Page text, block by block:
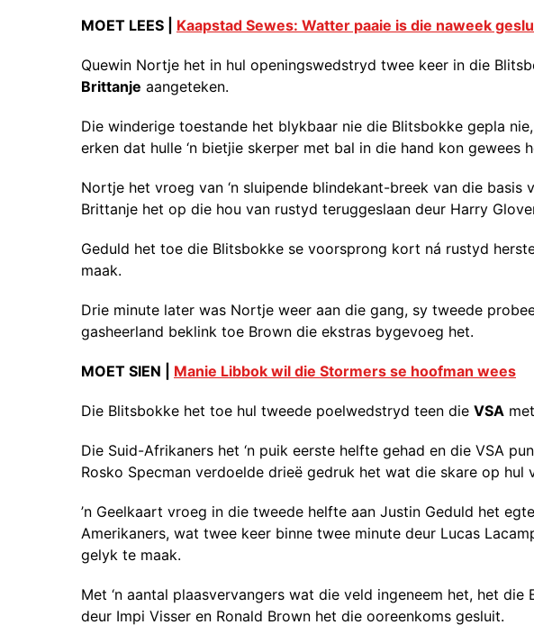
MOET LEES | Kaapstad Sewes: Watter paaie is die naweek
Quewin Nortje het in hul openingswedstryd twee keer in die
Brittanje aangeteken.
Die winderige toestande het blykbaar nie die Blitsbokke gepla
erken dat hulle ‘n bietjie skerper met bal in die hand kon gewees
Nortje het vroeg van ‘n sluipende blindekant-breek van die basis
Brittanje het op die hou van rustyd teruggeslaan deur Harry
Geduld het toe die Blitsbokke se voorsprong kort ná rustyd
maak.
Drie minute later was Nortje weer aan die gang, sy tweede
gasheerland beklink toe Brown die ekstras bygevoeg het.
MOET SIEN | Manie Libbok wil die Stormers se hoofman wees
Die Blitsbokke het toe hul tweede poelwedstryd teen die VSA met
Die Suid-Afrikaners het ‘n puik eerste helfte gehad en die VSA
Rosko Specman verdoelde drieë gedruk het wat die skare op hul
’n Geelkaart vroeg in die tweede helfte aan Justin Geduld het
Amerikaners, wat twee keer binne twee minute deur Lucas
gelyk te maak.
Met ‘n aantal plaasvervangers wat die veld ingeneem het, het
deur Impi Visser en Ronald Brown het die ooreenkoms gesluit.